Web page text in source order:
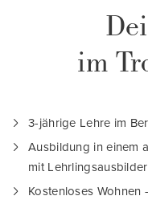
im
3-jährige Lehre im
Ausbildung in einem
mit
Kostenloses